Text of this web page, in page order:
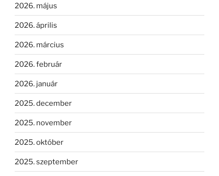
2026. május
2026. április
2026. március
2026. február
2026. január
2025. december
2025. november
2025. október
2025. szeptember